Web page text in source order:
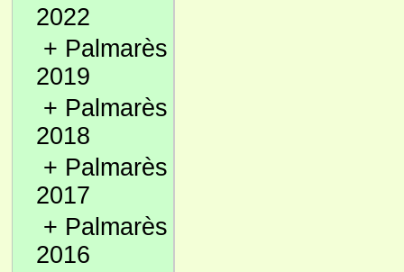
2022
+ Palmarès
2019
+ Palmarès
2018
+ Palmarès
2017
+ Palmarès
2016